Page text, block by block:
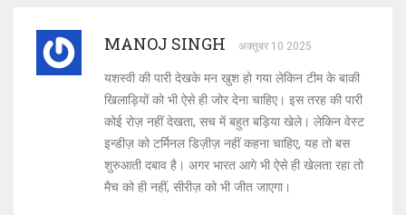
MANOJ SINGH अक्तूबर 10 2025
यशस्वी की पारी देखके मन खुश हो गया लेकिन टीम के बाकी
खिलाड़ियों को भी ऐसे ही जोर देना चाहिए। इस तरह की पारी
कोई रोज़ नहीं देखता, सच में बहुत बड़िया खेले। लेकिन वेस्ट
इन्डीज़ को टर्मिनल डिज़ीज़ नहीं कहना चाहिए, यह तो बस
शुरुआती दबाव है। अगर भारत आगे भी ऐसे ही खेलता रहा तो
मैच को ही नहीं, सीरीज़ को भी जीत जाएगा।